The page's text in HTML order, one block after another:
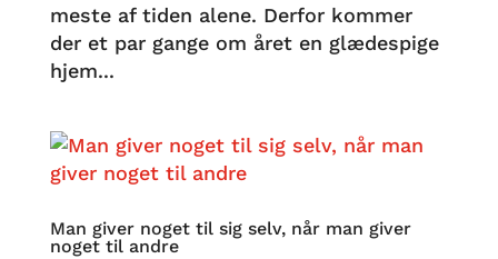
meste af tiden alene. Derfor kommer
der et par gange om året en glædespige
hjem...
Man giver noget til sig selv, når man giver
noget til andre